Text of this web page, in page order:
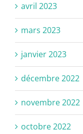
avril 2023
mars 2023
janvier 2023
décembre 2022
novembre 2022
octobre 2022